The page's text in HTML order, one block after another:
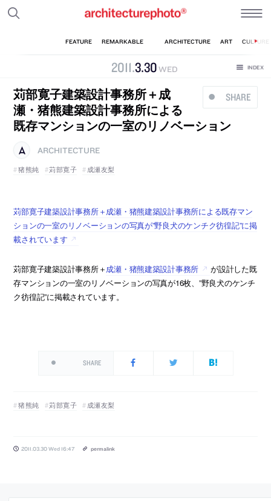
2011.3.30 WED
SHARE
苅部寛子建築設計事務所＋成
瀬・猪熊建築設計事務所による
既存マンションの一室のリノベーション
ARCHITECTURE
猪熊純
苅部寛子 成瀬友梨
苅部寛子建築設計事務所＋成瀬・猪熊建築設計事務所による既存マン
ションの一室のリノベーションの写真が”野良犬のケンチク彷徨記”に掲
載されています
苅部寛子建築設計事務所＋成瀬・猪熊建築設計事務所
が設計した既
存マンションの一室のリノベーションの写真が16枚、”野良犬のケンチ
ク彷徨記”に掲載されています。
SHARE
猪熊純 苅部寛子 成瀬友梨
2011.03.30 Wed 16:47 permalink